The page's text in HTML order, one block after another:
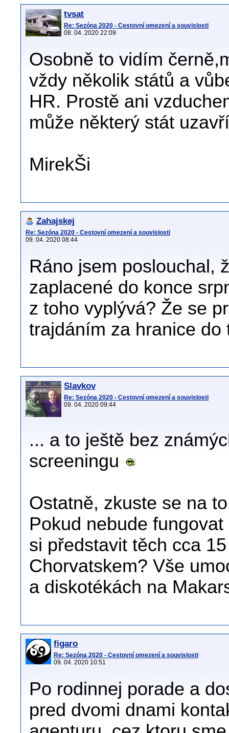
tvsat
Re: Sezóna 2020 - Cestovní omezení a souvislosti
08. 04. 2020 22:09
Osobně to vidím
vždy několik států a
HR. Prostě ani
může některý stát
MirekŠi
Zahajskej
Re: Sezóna 2020 - Cestovní omezení a souvislosti
09. 04. 2020 08:44
Ráno jsem poslouchal,
zaplacené do konce
z toho vyplývá? Že se
trajdáním za hranice do
Slavkov
Re: Sezóna 2020 - Cestovní omezení a souvislosti
09. 04. 2020 09:44
... a to ještě bez
screeningu
Ostatně, zkuste se na
Pokud nebude
si představit těch cca
Chorvatskem? Vše
a diskotékách na
figaro
Re: Sezóna 2020 - Cestovní omezení a souvislosti
09. 04. 2020 10:51
Po rodinnej porade a
pred dvomi dnami